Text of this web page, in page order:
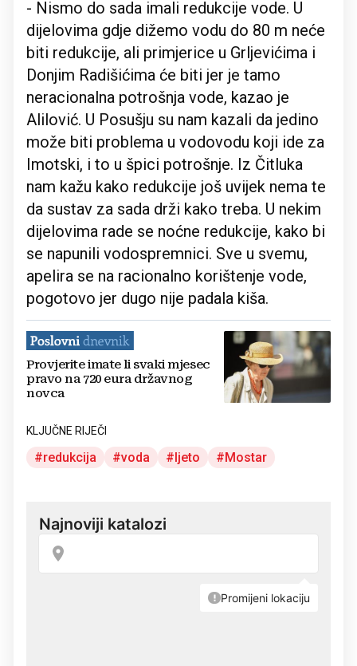
- Nismo do sada imali redukcije vode. U
dijelovima gdje dižemo vodu do 80 m neće
biti redukcije, ali primjerice u Grljevićima i
Donjim Radišićima će biti jer je tamo
neracionalna potrošnja vode, kazao je
Alilović. U Posušju su nam kazali da jedino
može biti problema u vodovodu koji ide za
Imotski, i to u špici potrošnje. Iz Čitluka
nam kažu kako redukcije još uvijek nema te
da sustav za sada drži kako treba. U nekim
dijelovima rade se noćne redukcije, kako bi
se napunili vodospremnici. Sve u svemu,
apelira se na racionalno korištenje vode,
pogotovo jer dugo nije padala kiša.
Provjerite imate li svaki mjesec
pravo na 720 eura državnog
novca
KLJUČNE RIJEČI
redukcija voda ljeto Mostar